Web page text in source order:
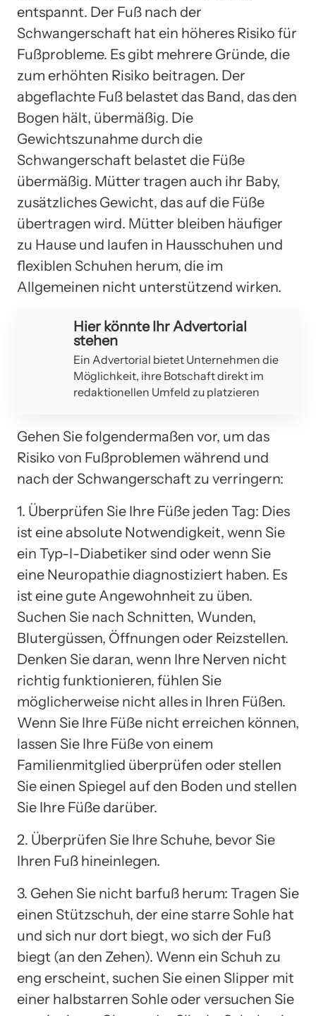
entspannt. Der Fuß nach der
Schwangerschaft hat ein höheres Risiko für
Fußprobleme. Es gibt mehrere Gründe, die
zum erhöhten Risiko beitragen. Der
abgeflachte Fuß belastet das Band, das den
Bogen hält, übermäßig. Die
Gewichtszunahme durch die
Schwangerschaft belastet die Füße
übermäßig. Mütter tragen auch ihr Baby,
zusätzliches Gewicht, das auf die Füße
übertragen wird. Mütter bleiben häufiger
zu Hause und laufen in Hausschuhen und
flexiblen Schuhen herum, die im
Allgemeinen nicht unterstützend wirken.
Hier könnte Ihr Advertorial
stehen
Ein Advertorial bietet Unternehmen die
Möglichkeit, ihre Botschaft direkt im
redaktionellen Umfeld zu platzieren
Gehen Sie folgendermaßen vor, um das
Risiko von Fußproblemen während und
nach der Schwangerschaft zu verringern:
1. Überprüfen Sie Ihre Füße jeden Tag: Dies
ist eine absolute Notwendigkeit, wenn Sie
ein Typ-I-Diabetiker sind oder wenn Sie
eine Neuropathie diagnostiziert haben. Es
ist eine gute Angewohnheit zu üben.
Suchen Sie nach Schnitten, Wunden,
Blutergüssen, Öffnungen oder Reizstellen.
Denken Sie daran, wenn Ihre Nerven nicht
richtig funktionieren, fühlen Sie
möglicherweise nicht alles in Ihren Füßen.
Wenn Sie Ihre Füße nicht erreichen können,
lassen Sie Ihre Füße von einem
Familienmitglied überprüfen oder stellen
Sie einen Spiegel auf den Boden und stellen
Sie Ihre Füße darüber.
2. Überprüfen Sie Ihre Schuhe, bevor Sie
Ihren Fuß hineinlegen.
3. Gehen Sie nicht barfuß herum: Tragen Sie
einen Stützschuh, der eine starre Sohle hat
und sich nur dort biegt, wo sich der Fuß
biegt (an den Zehen). Wenn ein Schuh zu
eng erscheint, suchen Sie einen Slipper mit
einer halbstarren Sohle oder versuchen Sie